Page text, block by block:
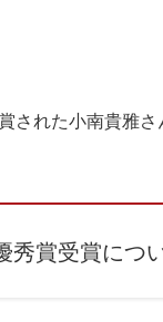
れた小南貴雅さ
秀賞受賞につ